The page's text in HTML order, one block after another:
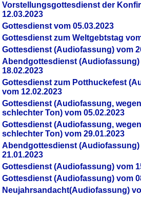
Vorstellungsgottesdienst der
12.03.2023
Gottesdienst vom 05.03.2023
Gottesdienst zum Weltgebtstag
Gottesdienst (Audiofassung) vom
Abendgottesdienst (Audiofassung)
18.02.2023
Gottesdienst zum Potthuckefest
vom 12.02.2023
Gottesdienst (Audiofassung,
schlechter Ton) vom 05.02.2023
Gottesdienst (Audiofassung,
schlechter Ton) vom 29.01.2023
Abendgottesdienst (Audiofassung)
21.01.2023
Gottesdienst (Audiofassung) vom
Gottesdienst (Audiofassung) vom
Neujahrsandacht(Audiofassung)